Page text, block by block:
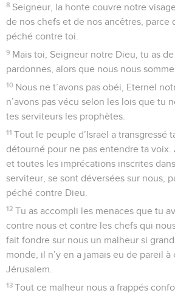
8 Seigneur, la honte couvre notre
de nos chefs et de nos ancêtres, parce
péché contre toi.
9 Mais toi, Seigneur notre Dieu, tu as
pardonnes, alors que nous nous
10 Nous ne t’avons pas obéi, Eternel
n’avons pas vécu selon les lois que tu
tes serviteurs les prophètes.
11 Tout le peuple d’Israël a transgressé
détourné pour ne pas entendre ta voix.
et toutes les imprécations inscrites
serviteur, se sont déversées sur nous,
péché contre Dieu.
12 Tu as accompli les menaces que tu
contre nous et contre les chefs qui
fait fondre sur nous un malheur si
monde, il n’y en a jamais eu de pareil
Jérusalem.
13 Tout ce malheur nous a frappés